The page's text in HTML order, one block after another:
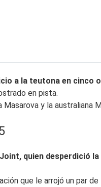
a la teutona en cinco
en pista.
y la australiana
quien desperdició
que le arrojó un par